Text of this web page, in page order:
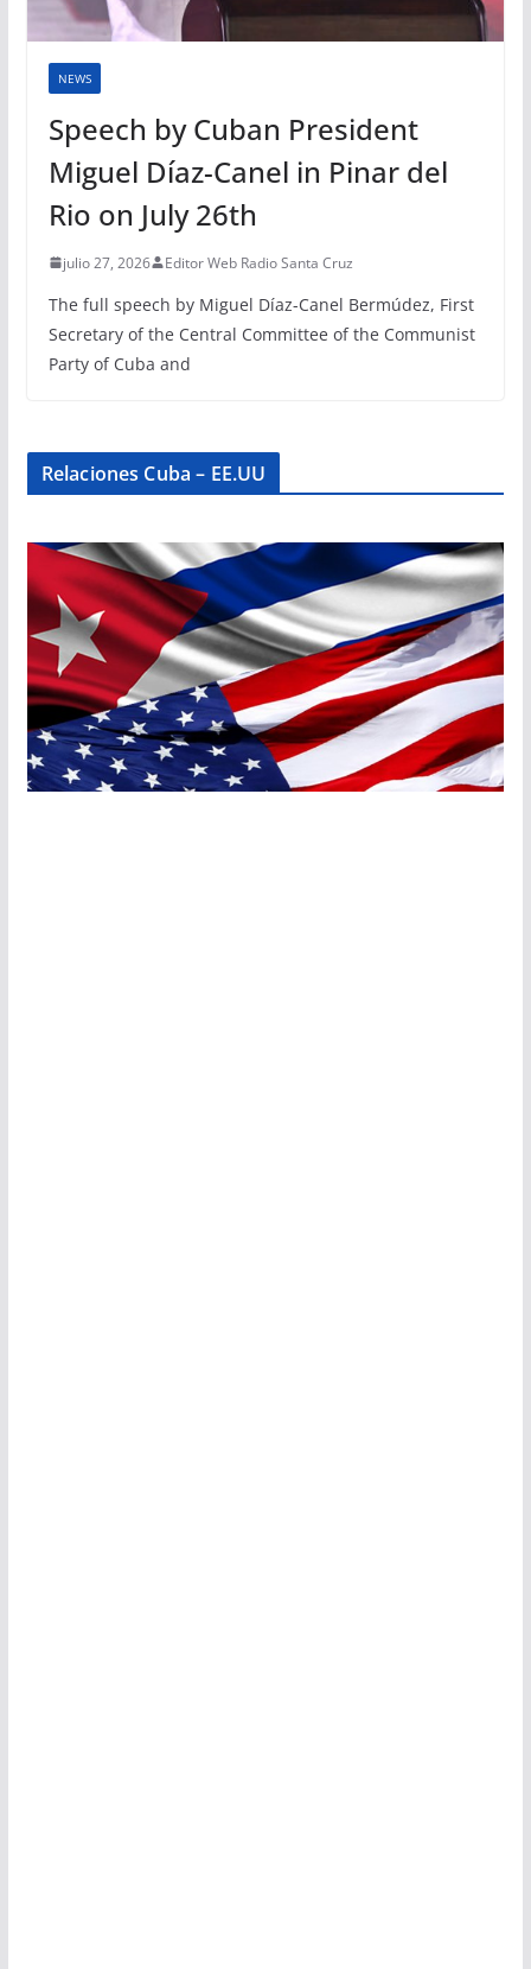
NEWS
Speech by Cuban President
Miguel Díaz-Canel in Pinar del
Rio on July 26th
julio 27, 2026 Editor Web Radio Santa Cruz
The full speech by Miguel Díaz-Canel Bermúdez, First
Secretary of the Central Committee of the Communist
Party of Cuba and
Relaciones Cuba – EE.UU